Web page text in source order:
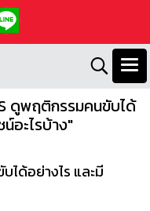
ดูพฤติกรรมคนขับได้
อะไรบ้าง"
ได้อย่างไร และมี